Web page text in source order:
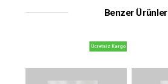
Benzer Ürünler
Ücretsiz Kargo